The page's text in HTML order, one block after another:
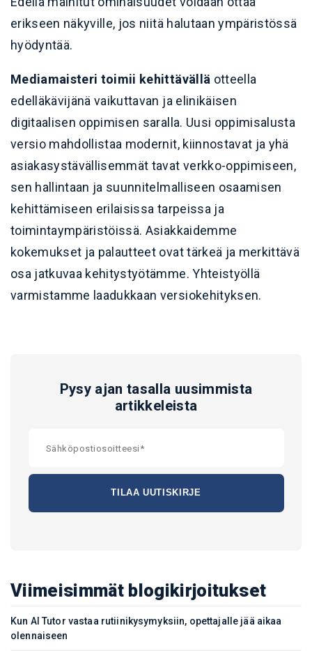
erikseen näkyville, jos niitä halutaan ympäristössä
hyödyntää.
Mediamaisteri toimii kehittävällä otteella
edelläkävijänä vaikuttavan ja elinikäisen
digitaalisen oppimisen saralla. Uusi oppimisalusta
versio mahdollistaa modernit, kiinnostavat ja yhä
asiakasystävällisemmät tavat verkko-oppimiseen,
sen hallintaan ja suunnitelmalliseen osaamisen
kehittämiseen erilaisissa tarpeissa ja
toimintaympäristöissä. Asiakkaidemme
kokemukset ja palautteet ovat tärkeä ja merkittävä
osa jatkuvaa kehitystyötämme. Yhteistyöllä
varmistamme laadukkaan versiokehityksen.
Pysy ajan tasalla uusimmista
artikkeleista
Viimeisimmät blogikirjoitukset
Kun AI Tutor vastaa rutiinikysymyksiin, opettajalle jää aikaa
olennaiseen